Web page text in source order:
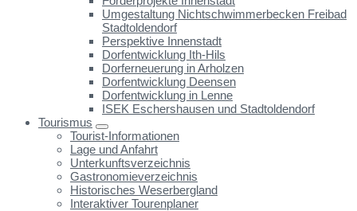
Umgestaltung Nichtschwimmerbecken Freibad
Stadtoldendorf
Perspektive Innenstadt
Dorfentwicklung Ith-Hils
Dorferneuerung in Arholzen
Dorfentwicklung Deensen
Dorfentwicklung in Lenne
ISEK Eschershausen und Stadtoldendorf
Tourismus
Tourist-Informationen
Lage und Anfahrt
Unterkunftsverzeichnis
Gastronomieverzeichnis
Historisches Weserbergland
Interaktiver Tourenplaner